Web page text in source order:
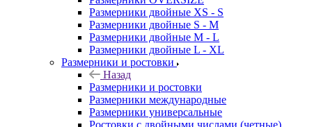
Размерники двойные XS - S
Размерники двойные S - M
Размерники двойные M - L
Размерники двойные L - XL
Размерники и ростовки
Назад
Размерники и ростовки
Размерники международные
Размерники универсальные
Ростовки с двойными числами (четные)